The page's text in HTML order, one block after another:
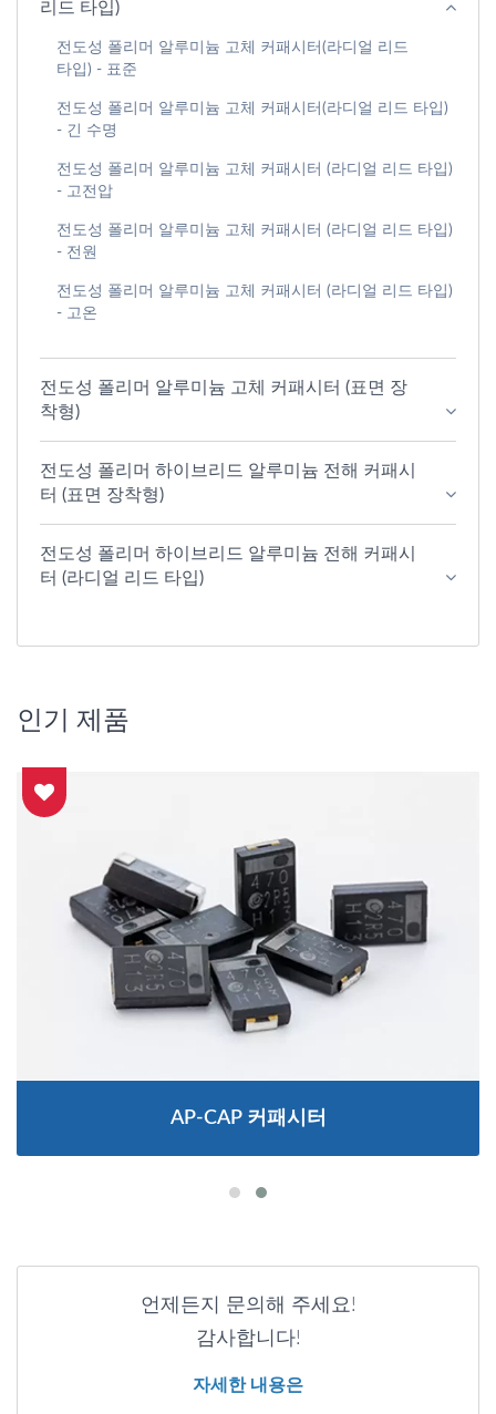
리드 타입)
전도성 폴리머 알루미늄 고체 커패시터(라디얼 리드
타입) - 표준
전도성 폴리머 알루미늄 고체 커패시터(라디얼 리드 타입)
- 긴 수명
전도성 폴리머 알루미늄 고체 커패시터 (라디얼 리드 타입)
- 고전압
전도성 폴리머 알루미늄 고체 커패시터 (라디얼 리드 타입)
- 전원
전도성 폴리머 알루미늄 고체 커패시터 (라디얼 리드 타입)
- 고온
전도성 폴리머 알루미늄 고체 커패시터 (표면 장
착형)
전도성 폴리머 하이브리드 알루미늄 전해 커패시
터 (표면 장착형)
전도성 폴리머 하이브리드 알루미늄 전해 커패시
터 (라디얼 리드 타입)
인기 제품
AP-CAP 커패시터
언제든지 문의해 주세요!
감사합니다!
자세한 내용은